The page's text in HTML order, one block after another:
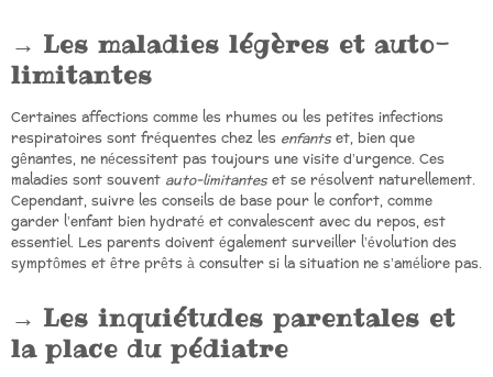
Les maladies légères et auto-
limitantes
Certaines affections comme les rhumes ou les petites infections
respiratoires sont fréquentes chez les enfantset, bien que
gênantes, ne nécessitent pas toujours une visite d’urgence. Ces
maladies sont souvent auto-limitanteset se résolvent naturellement.
Cependant, suivre les conseils de base pour le confort, comme
garder l’enfant bien hydraté et convalescent avec du repos, est
essentiel. Les parents doivent également surveiller l’évolution des
symptômes et être prêts à consulter si la situation ne s’améliore pas.
Les inquiétudes parentales et
la place du pédiatre